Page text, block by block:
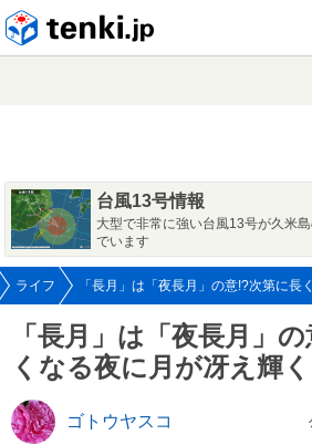
台風13号情報
大型で非常に強い台風13号が久米
でいます
ライフ 「長月」は「夜長月」の意!?次第に長
「長月」は「夜長月」
くなる夜に月が冴え輝
ゴトウヤスコ